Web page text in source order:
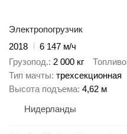
Электропогрузчик
2018
6 147 м/ч
Грузопод. 2 000 кг Топливо
Тип мачты трехсекционная
Высота подъема 4,62 м
Нидерланды